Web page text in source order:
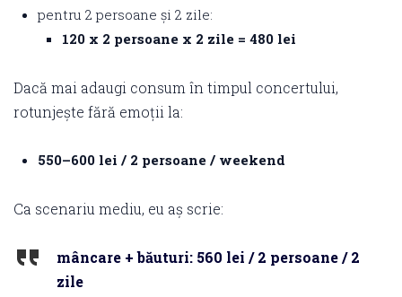
pentru 2 persoane și 2 zile:
120 x 2 persoane x 2 zile = 480 lei
Dacă mai adaugi consum în timpul concertului,
rotunjește fără emoții la:
550–600 lei / 2 persoane / weekend
Ca scenariu mediu, eu aș scrie:
mâncare + băuturi: 560 lei / 2 persoane / 2
zile